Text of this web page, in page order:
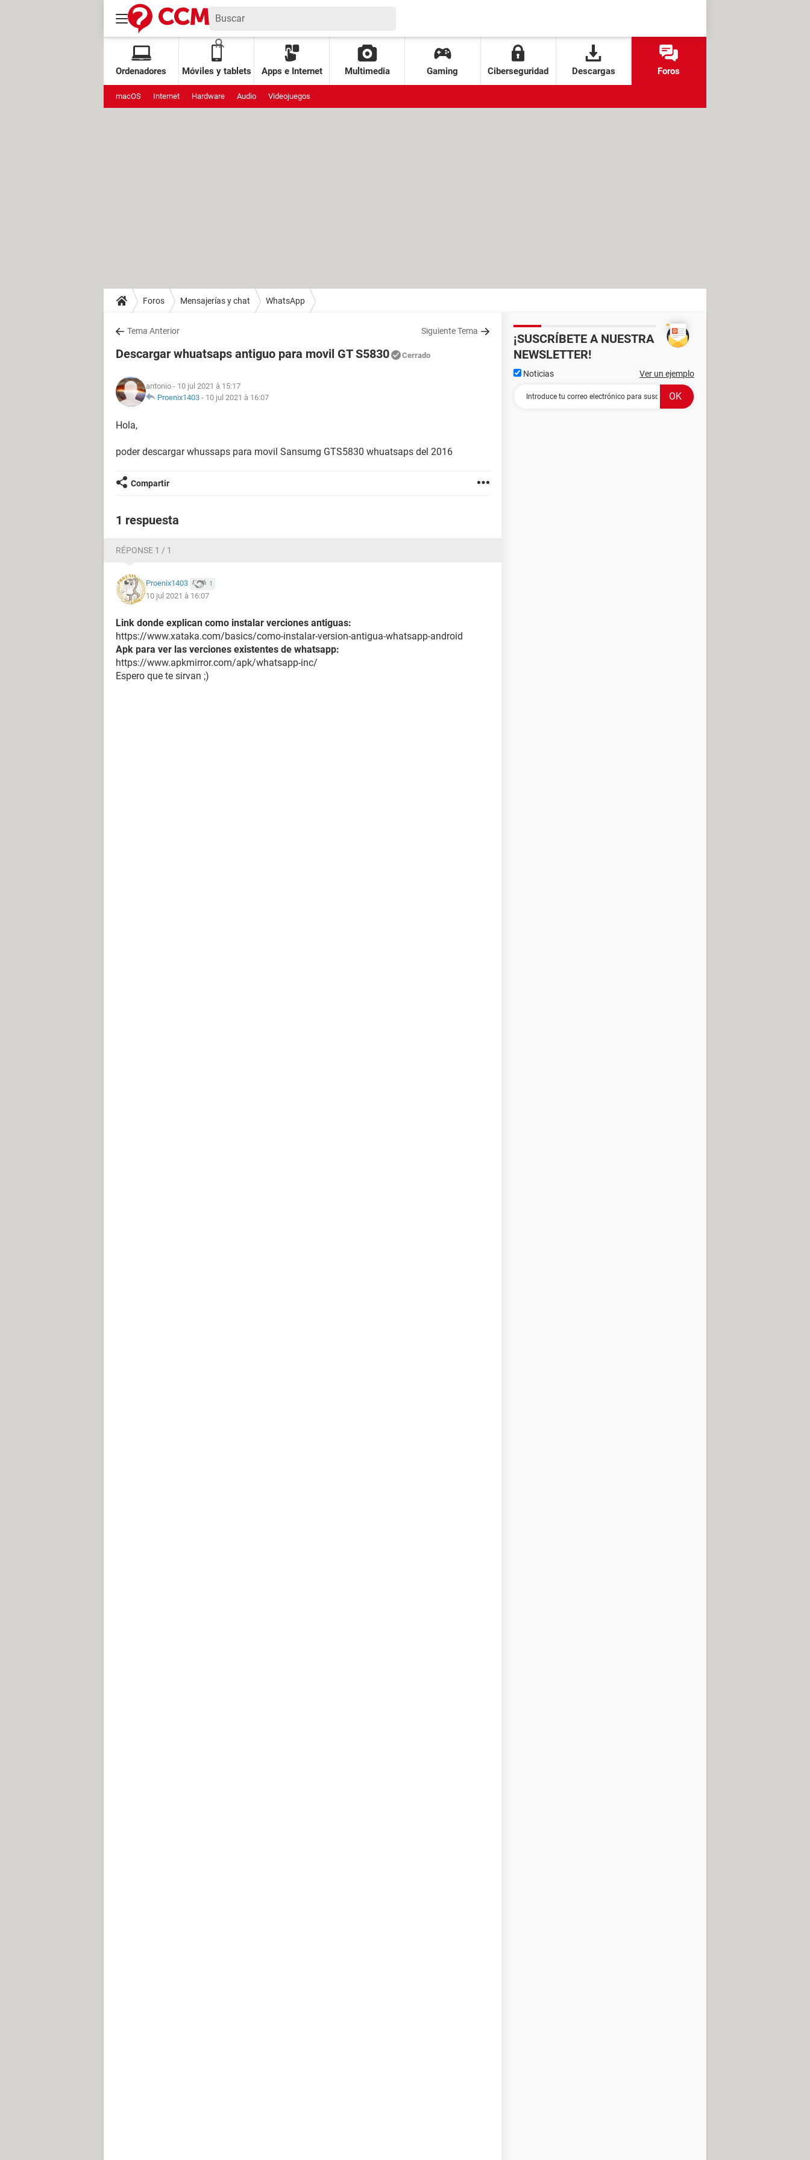
Ordenadores Móviles y tablets Apps e Internet Multimedia Gaming Ciberseguridad Descargas Foros
macOS Internet Hardware Audio Videojuegos
Foros Mensajerías y chat WhatsApp
Tema Anterior Siguiente Tema
Descargar whuatsaps antiguo para movil GT S5830 Cerrado
antonio - 10 jul 2021 à 15:17
Proenix1403 - 10 jul 2021 à 16:07
Hola,
poder descargar whussaps para movil Sansumg GTS5830 whuatsaps del 2016
Compartir
1 respuesta
RÉPONSE 1 / 1
Proenix1403 1
10 jul 2021 à 16:07
Link donde explican como instalar verciones antiguas:
https://www.xataka.com/basics/como-instalar-version-antigua-whatsapp-android
Apk para ver las verciones existentes de whatsapp:
https://www.apkmirror.com/apk/whatsapp-inc/
Espero que te sirvan ;)
¡SUSCRÍBETE A NUESTRA
NEWSLETTER!
Noticias Ver un ejemplo